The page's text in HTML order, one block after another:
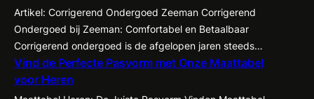
Artikel: Corrigerend Ondergoed Zeeman Corrigerend
Ondergoed bij Zeeman: Comfortabel en Betaalbaar
Corrigerend ondergoed is de afgelopen jaren steeds
populairder geworden onder zowel mannen als
vrouwen. Het biedt de mogelijkheid om je figuur op een
subtiele manier te accentueren en te corrigeren,
Vind de Perfecte Pasvorm met Onze Maattabel
voor Heren